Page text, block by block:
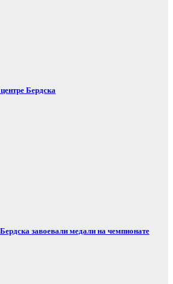
Бердска
завоевали медали на чемпионате